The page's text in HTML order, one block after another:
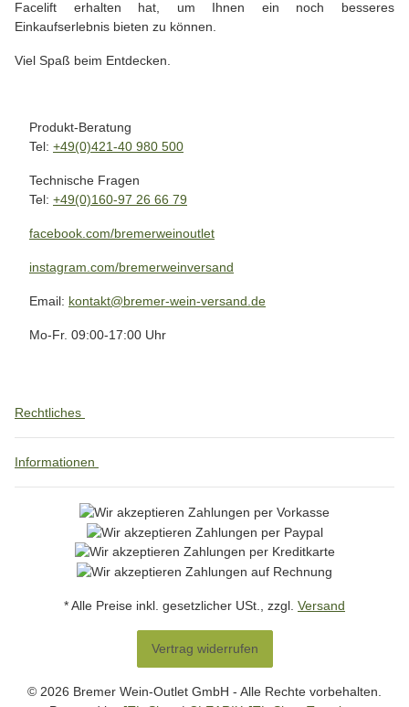
Facelift erhalten hat, um Ihnen ein noch besseres
Einkaufserlebnis bieten zu können.
Viel Spaß beim Entdecken.
Produkt-Beratung
Tel: +49(0)421-40 980 500
Technische Fragen
Tel: +49(0)160-97 26 66 79
facebook.com/bremerweinoutlet
instagram.com/bremerweinversand
Email: kontakt@bremer-wein-versand.de
Mo-Fr. 09:00-17:00 Uhr
Rechtliches
Informationen
* Alle Preise inkl. gesetzlicher USt., zzgl. Versand
Vertrag widerrufen
© 2026 Bremer Wein-Outlet GmbH - Alle Rechte vorbehalten.